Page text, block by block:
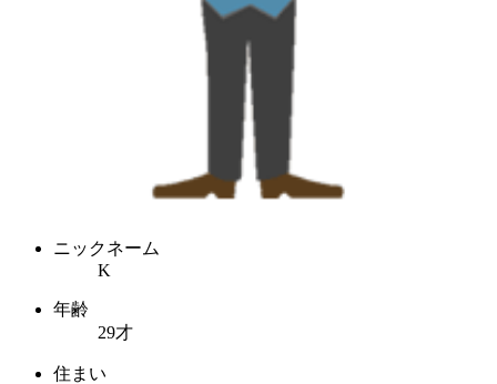
ニックネーム
K
年齢
29才
住まい